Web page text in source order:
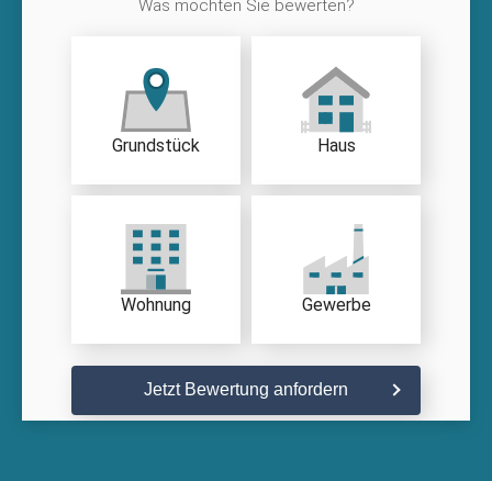
Was möchten Sie bewerten?
Grundstück Haus
Wohnung Gewerbe
Jetzt Bewertung anfordern